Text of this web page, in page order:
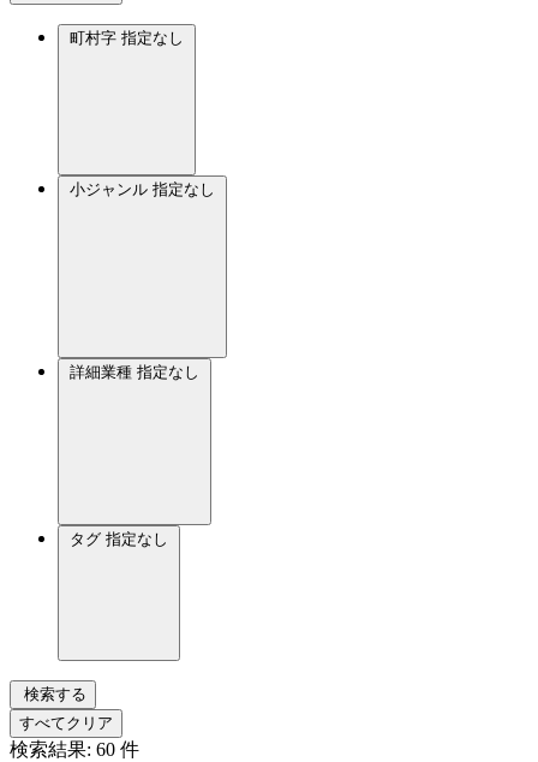
町村字 指定なし
小ジャンル 指定なし
詳細業種 指定なし
タグ 指定なし
検索する
すべてクリア
検索結果: 60 件